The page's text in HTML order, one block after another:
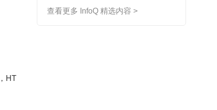
HT
查看更多 InfoQ 精选内容 >